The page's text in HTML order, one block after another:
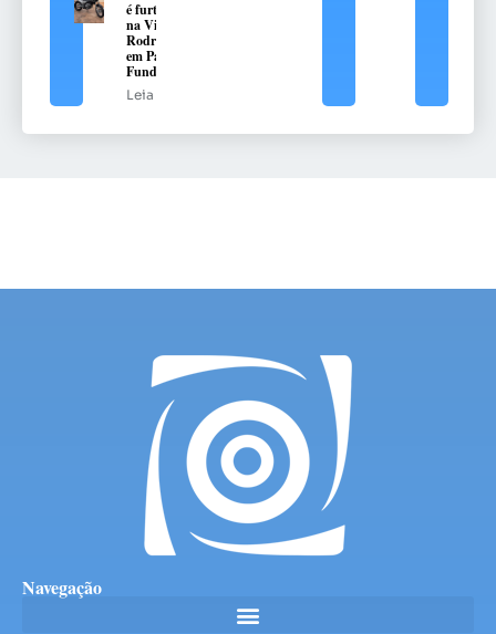
é furtada
na Vila
Rodrigues,
em Passo
Fundo
Leia mais
Navegação